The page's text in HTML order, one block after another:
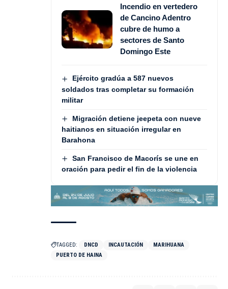
Incendio en vertedero
de Cancino Adentro
cubre de humo a
sectores de Santo
Domingo Este
Ejército gradúa a 587 nuevos
soldados tras completar su formación
militar
Migración detiene jeepeta con nueve
haitianos en situación irregular en
Barahona
San Francisco de Macorís se une en
oración para pedir el fin de la violencia
TAGGED: DNCD INCAUTACIÓN
MARIHUANA
PUERTO DE HAINA